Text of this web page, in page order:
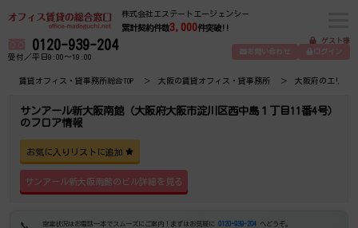
株式会社エステートエージェンシー
累計契約件数3,000件突破!!
0120-939-204
受付／平日9:00～19:00
ゲスト様
お問い合わせ
ログイン
賃貸オフィス・貸事務所総合TOP 大阪の賃貸オフィス・貸事務所 大阪府のエリア
サンアール新大阪南館（大阪府大阪市淀川区西中島１丁目11番4号）
のフロア情報
お気に入りリストに追加
サンアール新大阪南館のビル詳細を見る
空室状況はお電話一本でスムーズにご案内！まずはお気軽に 0120-939-204 へどうぞ。